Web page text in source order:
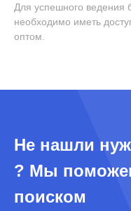
Для успешного ведения
необходимо иметь
оптом.
Не нашли
? Мы
поиском